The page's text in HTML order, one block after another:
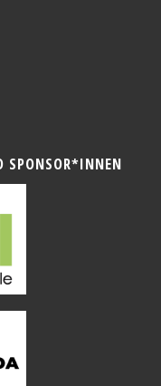
SPONSOR*INNEN